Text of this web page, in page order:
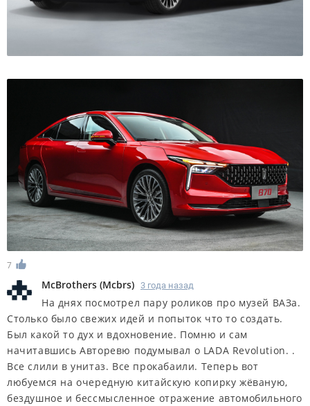
7
McBrothers (Mcbrs) 3 года назад
На днях посмотрел пару роликов про музей ВАЗа.
Столько было свежих идей и попыток что то создать.
Был какой то дух и вдохновение. Помню и сам
начитавшись Авторевю подумывал о LADA Revolution. .
Все слили в унитаз. Все прокабаили. Теперь вот
любуемся на очередную китайскую копирку жёваную,
бездушное и бессмысленное отражение автомобильного